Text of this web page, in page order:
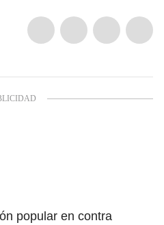
popular en contra